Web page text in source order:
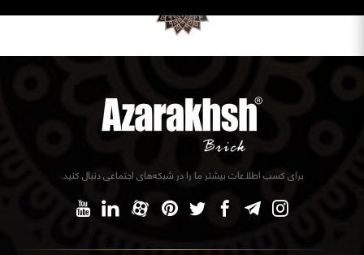
برای کسب اطلاعات بیشتر ما را در شبکه‌های اجتماعی دنبال کنید.